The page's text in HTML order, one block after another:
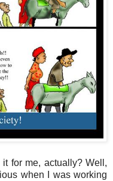
for me, actually? Well,
when I was working